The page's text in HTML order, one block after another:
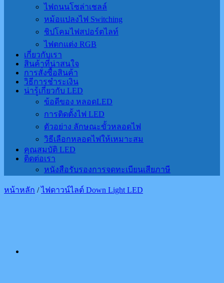
ไฟถนนโซล่าเชลล์
หม้อแปลงไฟ Switching
ชิปโคมไฟสปอร์ตไลท์
ไฟตกแต่ง RGB
เกี่ยวกับเรา
สินค้าที่น่าสนใจ
การสั่งซื้อสินค้า
วิธีการชำระเงิน
น่ารู้เกี่ยวกับ LED
ข้อดีของ หลอดLED
การติดตั้งไฟ LED
ตัวอย่าง ลักษณะขั้วหลอดไฟ
วิธีเลือกหลอดไฟให้เหมาะสม
คุณสมบัติ LED
ติดต่อเรา
หนังสือรับรองการจดทะเบียนเสียภาษี
หน้าหลัก / ไฟดาวน์ไลต์ Down Light LED